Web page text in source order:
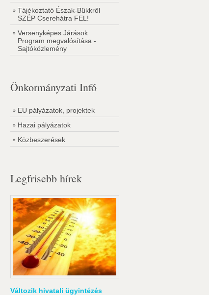
Tájékoztató Észak-Bükkről
SZÉP Cserehátra FEL!
Versenyképes Járások
Program megvalósítása -
Sajtóközlemény
Önkormányzati Infó
EU pályázatok, projektek
Hazai pályázatok
Közbeszerések
Legfrisebb hírek
Változik hivatali ügyintézés